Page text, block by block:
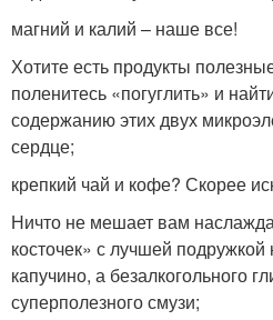
магний и калий – наше все!
Хотите есть продукты
поленитесь «погуглить» и
содержанию этих двух
сердце;
крепкий чай и кофе? Скорее
Ничто не мешает вам
косточек» с лучшей
капучино, а безалкогольного
суперполезного смузи;